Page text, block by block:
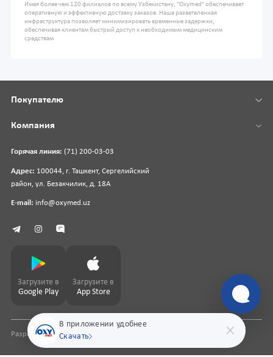
Имея более чем 120 филиалов по всему Узбекистану, "Oxymed" обеспечивает
оперативную и эффективную доставку заказов. Наша разветвленная
инфраструктура позволяет минимизировать временные задержки,
обеспечивая клиентам быстрый доступ к необходимым медицинским
средствам
В приложении удобнее
Скачать
Горячая линия: (71) 200-03-03
Адрес: 100044, г. Ташкент, Сергелийский
район, ул. Безакчилик, д. 18А
E-mail: info@oxymed.uz
Покупателю
Компания
Загрузите в
Google Play
Загрузите в
App Store
Разработка сайтаpharmit.uz